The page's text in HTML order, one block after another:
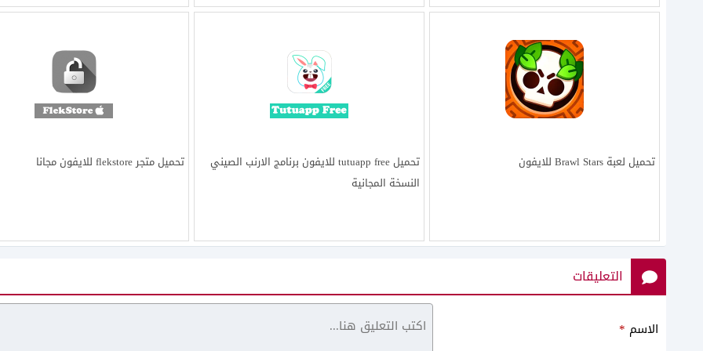
تحميل لعبة Brawl Stars للايفون
تحميل tutuapp free للايفون برنامج الارنب الصيني
النسخة المجانية
تحميل متجر flekstore للايفون مجانا
التعليقات
الاسم *